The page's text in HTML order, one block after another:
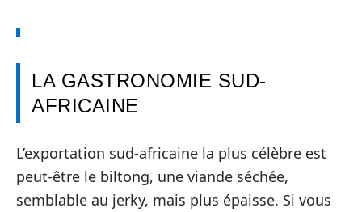
LA GASTRONOMIE SUD-
AFRICAINE
L’exportation sud-africaine la plus célèbre est
peut-être le biltong, une viande séchée,
semblable au jerky, mais plus épaisse. Si vous